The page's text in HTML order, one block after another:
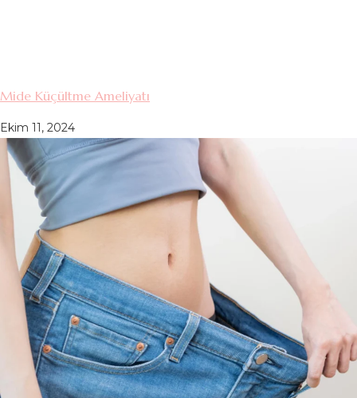
Mide Küçültme Ameliyatı
Ekim 11, 2024